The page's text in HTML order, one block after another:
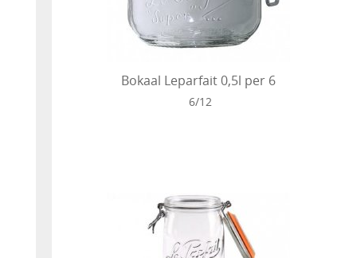
Bokaal Leparfait 0,5l per 6
6/12